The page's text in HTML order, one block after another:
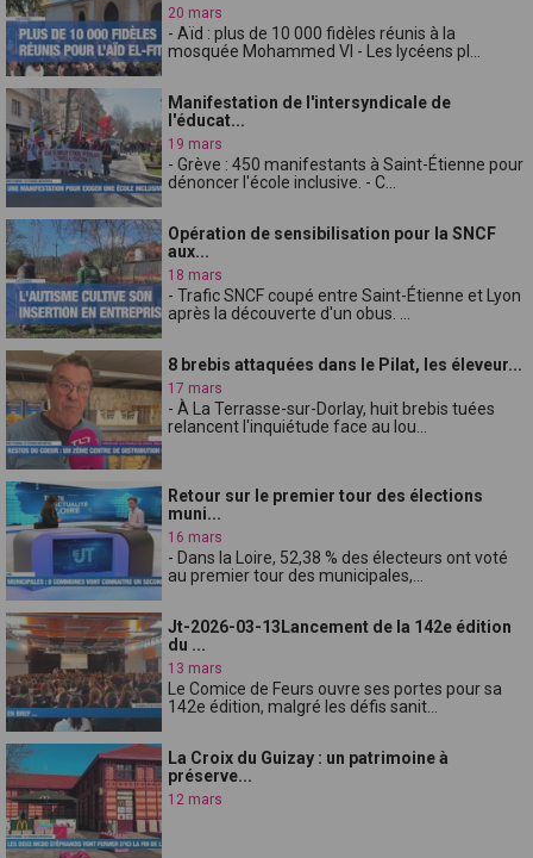
20 mars
- Aïd : plus de 10 000 fidèles réunis à la
mosquée Mohammed VI - Les lycéens pl...
Manifestation de l'intersyndicale de
l'éducat...
19 mars
- Grève : 450 manifestants à Saint-Étienne pour
dénoncer l'école inclusive. - C...
Opération de sensibilisation pour la SNCF
aux...
18 mars
- Trafic SNCF coupé entre Saint-Étienne et Lyon
après la découverte d'un obus. ...
8 brebis attaquées dans le Pilat, les éleveur...
17 mars
- À La Terrasse-sur-Dorlay, huit brebis tuées
relancent l'inquiétude face au lou...
Retour sur le premier tour des élections
muni...
16 mars
- Dans la Loire, 52,38 % des électeurs ont voté
au premier tour des municipales,...
Jt-2026-03-13Lancement de la 142e édition
du ...
13 mars
Le Comice de Feurs ouvre ses portes pour sa
142e édition, malgré les défis sanit...
La Croix du Guizay : un patrimoine à
préserve...
12 mars